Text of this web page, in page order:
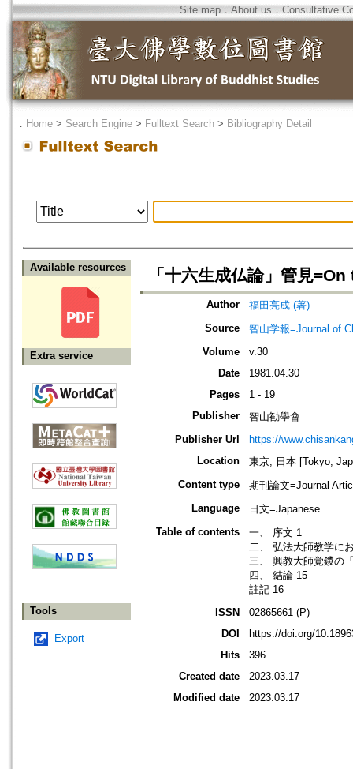
Site map．About us ． Consultative
． Home > Search Engine > Fulltext Search > Bibliography Detail
Available resources
Extra service
Tools
Export
「十六生成仏論」管見
Author
福田亮成 (著)
Source
智山学報=Journal of
Volume
v.30
Date
1981.04.30
Pages
1 - 19
Publisher
智山勧學會
Publisher Url
https://
Location
東京, 日本 [Tokyo,
Content type
期刊論文=Journal
Language
日文=Japanese
Table of contents
一、 序文 1
二、 弘法大師教学に
三、 興教大師覚鑁の
四、 結論 15
註記 16
ISSN
02865661 (P)
DOI
https://doi.org/
Hits
396
Created date
2023.03.17
Modified date
2023.03.17